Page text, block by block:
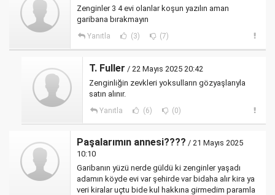
Zenginler 3 4 evi olanlar koşun yazılın aman
garibana bırakmayın
Yanıtla (3) (7)
T. Fuller / 22 Mayıs 2025 20:42
Zenginliğin zevkleri yoksulların gözyaşlarıyla
satın alınır.
Yanıtla (6) (0)
Paşalarımın annesi???? / 21 Mayıs 2025
10:10
Garibanın yüzü nerde güldü ki zenginler yaşadı
adamın köyde evi var şehirde var bidaha alır kira ya
veri kiralar uçtu bide kul hakkına girmedim paramla